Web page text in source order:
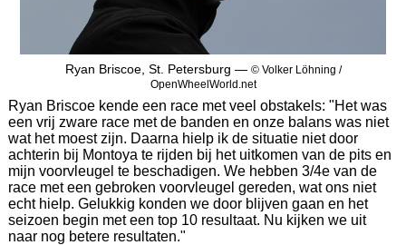
Ryan Briscoe, St. Petersburg — © Volker Löhning /
OpenWheelWorld.net
Ryan Briscoe kende een race met veel obstakels: "Het was
een vrij zware race met de banden en onze balans was niet
wat het moest zijn. Daarna hielp ik de situatie niet door
achterin bij Montoya te rijden bij het uitkomen van de pits en
mijn voorvleugel te beschadigen. We hebben 3/4e van de
race met een gebroken voorvleugel gereden, wat ons niet
echt hielp. Gelukkig konden we door blijven gaan en het
seizoen begin met een top 10 resultaat. Nu kijken we uit
naar nog betere resultaten."